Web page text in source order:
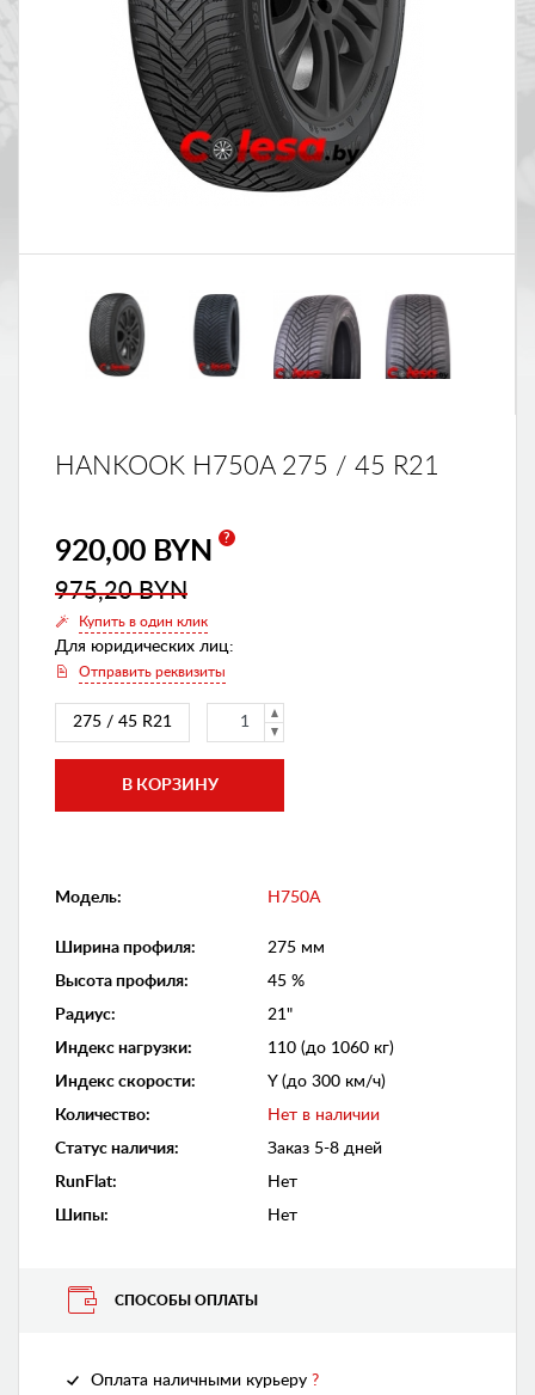
HANKOOK H750A 275 / 45 R21
920,00 BYN ?
975,20 BYN
Купить в один клик
Для юридических лиц:
Отправить реквизиты
275 / 45 R21
Модель: H750A
Ширина профиля:
275 мм
Высота профиля:
45 %
Радиус:
21"
Индекс нагрузки:
110 (до 1060 кг)
Индекс скорости:
Y (до 300 км/ч)
Количество:
Нет в наличии
Статус наличия:
Заказ 5-8 дней
RunFlat:
Нет
Шипы: Нет
СПОСОБЫ ОПЛАТЫ
Оплата наличными курьеру ?